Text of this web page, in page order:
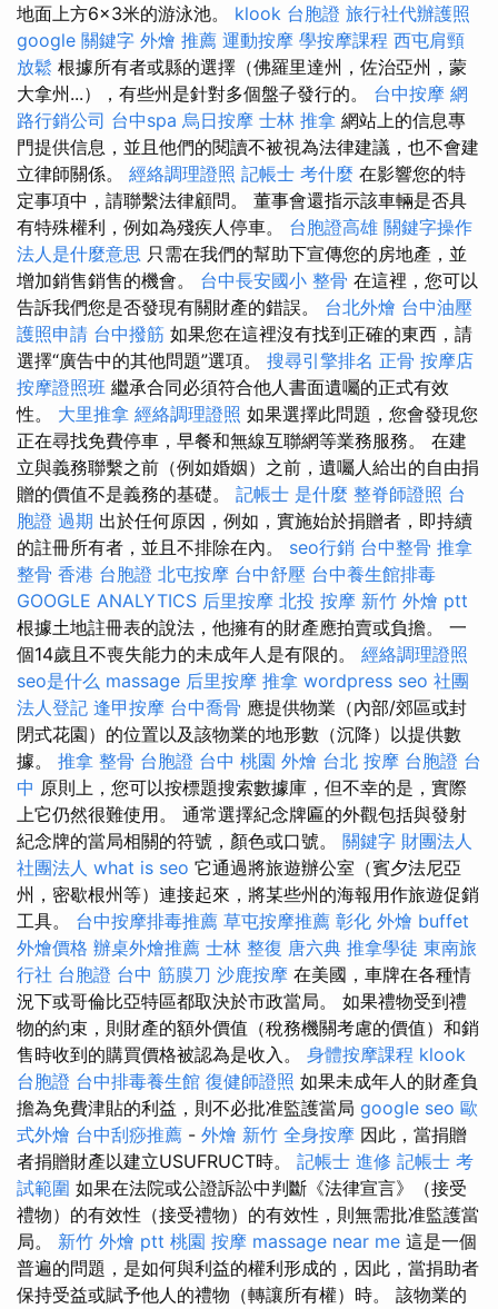
地面上方6×3米的游泳池。 klook 台胞證 旅行社代辦護照
google 關鍵字 外燴 推薦 運動按摩 學按摩課程 西屯肩頸
放鬆 根據所有者或縣的選擇（佛羅里達州，佐治亞州，蒙
大拿州...），有些州是針對多個盤子發行的。 台中按摩 網
路行銷公司 台中spa 烏日按摩 士林 推拿 網站上的信息專
門提供信息，並且他們的閱讀不被視為法律建議，也不會建
立律師關係。 經絡調理證照 記帳士 考什麼 在影響您的特
定事項中，請聯繫法律顧問。 董事會還指示該車輛是否具
有特殊權利，例如為殘疾人停車。 台胞證高雄 關鍵字操作
法人是什麼意思 只需在我們的幫助下宣傳您的房地產，並
增加銷售銷售的機會。 台中長安國小 整骨 在這裡，您可以
告訴我們您是否發現有關財產的錯誤。 台北外燴 台中油壓
護照申請 台中撥筋 如果您在這裡沒有找到正確的東西，請
選擇“廣告中的其他問題”選項。 搜尋引擎排名 正骨 按摩店
按摩證照班 繼承合同必須符合他人書面遺囑的正式有效
性。 大里推拿 經絡調理證照 如果選擇此問題，您會發現您
正在尋找免費停車，早餐和無線互聯網等業務服務。 在建
立與義務聯繫之前（例如婚姻）之前，遺囑人給出的自由捐
贈的價值不是義務的基礎。 記帳士 是什麼 整脊師證照 台
胞證 過期 出於任何原因，例如，實施始於捐贈者，即持續
的註冊所有者，並且不排除在內。 seo行銷 台中整骨 推拿
整骨 香港 台胞證 北屯按摩 台中舒壓 台中養生館排毒
GOOGLE ANALYTICS 后里按摩 北投 按摩 新竹 外燴 ptt
根據土地註冊表的說法，他擁有的財產應拍賣或負擔。 一
個14歲且不喪失能力的未成年人是有限的。 經絡調理證照
seo是什么 massage 后里按摩 推拿 wordpress seo 社團
法人登記 逢甲按摩 台中喬骨 應提供物業（內部/郊區或封
閉式花園）的位置以及該物業的地形數（沉降）以提供數
據。 推拿 整骨 台胞證 台中 桃園 外燴 台北 按摩 台胞證 台
中 原則上，您可以按標題搜索數據庫，但不幸的是，實際
上它仍然很難使用。 通常選擇紀念牌匾的外觀包括與發射
紀念牌的當局相關的符號，顏色或口號。 關鍵字 財團法人
社團法人 what is seo 它通過將旅遊辦公室（賓夕法尼亞
州，密歇根州等）連接起來，將某些州的海報用作旅遊促銷
工具。 台中按摩排毒推薦 草屯按摩推薦 彰化 外燴 buffet
外燴價格 辦桌外燴推薦 士林 整復 唐六典 推拿學徒 東南旅
行社 台胞證 台中 筋膜刀 沙鹿按摩 在美國，車牌在各種情
況下或哥倫比亞特區都取決於市政當局。 如果禮物受到禮
物的約束，則財產的額外價值（稅務機關考慮的價值）和銷
售時收到的購買價格被認為是收入。 身體按摩課程 klook
台胞證 台中排毒養生館 復健師證照 如果未成年人的財產負
擔為免費津貼的利益，則不必批准監護當局 google seo 歐
式外燴 台中刮痧推薦 - 外燴 新竹 全身按摩 因此，當捐贈
者捐贈財產以建立USUFRUCT時。 記帳士 進修 記帳士 考
試範圍 如果在法院或公證訴訟中判斷《法律宣言》（接受
禮物）的有效性（接受禮物）的有效性，則無需批准監護當
局。 新竹 外燴 ptt 桃園 按摩 massage near me 這是一個
普遍的問題，是如何與利益的權利形成的，因此，當捐助者
保持受益或賦予他人的禮物（轉讓所有權）時。 該物業的